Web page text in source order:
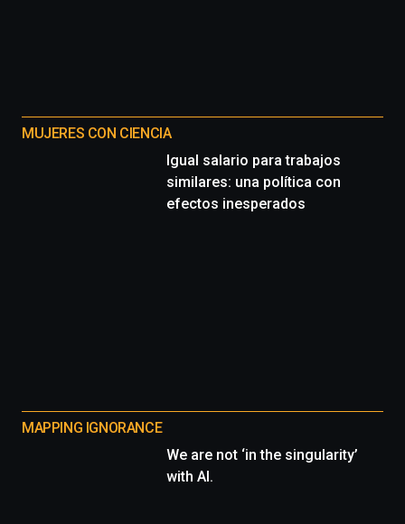
MUJERES CON CIENCIA
Igual salario para trabajos
similares: una política con
efectos inesperados
MAPPING IGNORANCE
We are not ‘in the singularity’
with AI.